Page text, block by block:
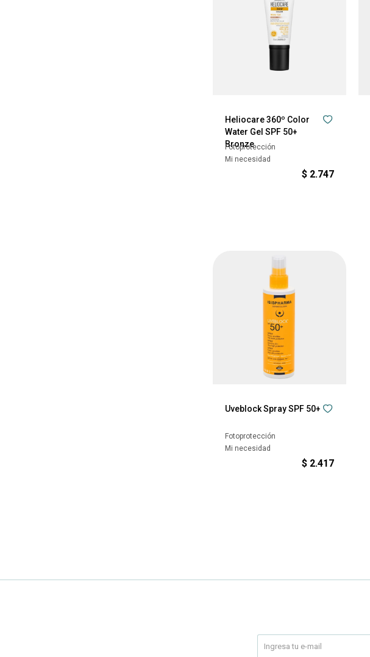
Heliocare 360º Color
Water Gel SPF 50+
Bronze
Fotoprotección
Mi necesidad
$ 2.747
Uveblock Spray SPF 50+
Fotoprotección
Mi necesidad
$ 2.417